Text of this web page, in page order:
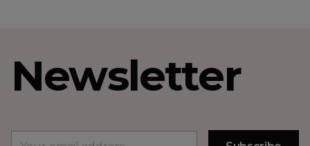
Newsletter